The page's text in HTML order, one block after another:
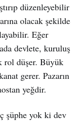
düzenleyebilir
olacak şekilde
Eğer
devlete, kuruluş
rol düşer. Büyük
gerer. Pazarın
yeğdir.
şüphe yok ki dev